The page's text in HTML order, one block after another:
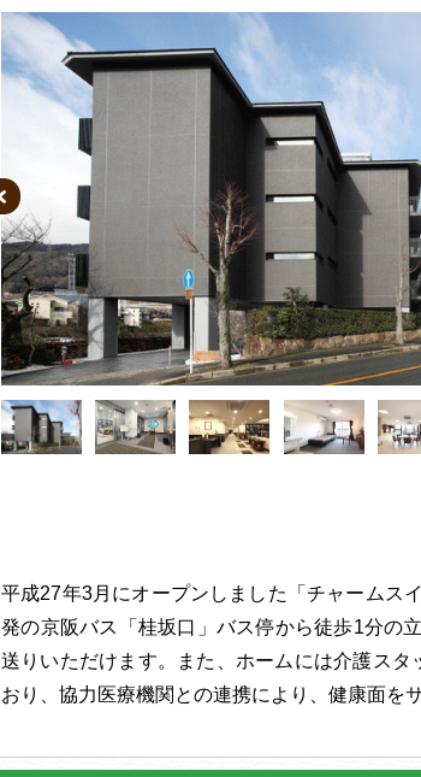
平成27年3月にオープンしました「チャームス
発の京阪バス「桂坂口」バス停から徒歩1分の
送りいただけます。また、ホームには介護ス
おり、協力医療機関との連携により、健康面を